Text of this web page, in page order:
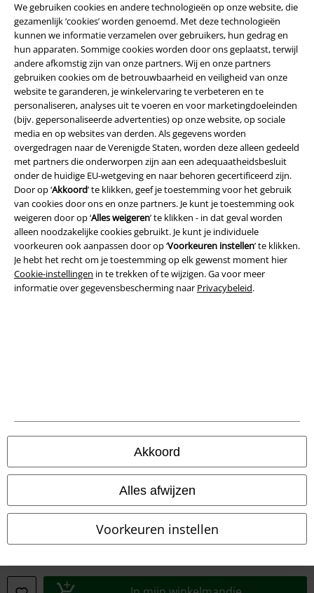
We gebruiken cookies en andere technologieën op onze website, die
gezamenlijk ‘cookies’ worden genoemd. Met deze technologieën
kunnen we informatie verzamelen over gebruikers, hun gedrag en
hun apparaten. Sommige cookies worden door ons geplaatst, terwijl
andere afkomstig zijn van onze partners. Wij en onze partners
gebruiken cookies om de betrouwbaarheid en veiligheid van onze
website te garanderen, je winkelervaring te verbeteren en te
personaliseren, analyses uit te voeren en voor marketingdoeleinden
(bijv. gepersonaliseerde advertenties) op onze website, op sociale
media en op websites van derden. Als gegevens worden
overgedragen naar de Verenigde Staten, worden deze alleen gedeeld
met partners die onderworpen zijn aan een adequaatheidsbesluit
onder de huidige EU-wetgeving en naar behoren gecertificeerd zijn.
Door op ‘Akkoord’ te klikken, geef je toestemming voor het gebruik
van cookies door ons en onze partners. Je kunt je toestemming ook
weigeren door op ‘Alles weigeren’ te klikken - in dat geval worden
alleen noodzakelijke cookies gebruikt. Je kunt je individuele
voorkeuren ook aanpassen door op ‘Voorkeuren instellen’ te klikken.
Je hebt het recht om je toestemming op elk gewenst moment hier
Cookie-instellingen in te trekken of te wijzigen. Ga voor meer
informatie over gegevensbescherming naar Privacybeleid.
Akkoord
Alles afwijzen
Voorkeuren instellen
Legal
Algemene Voorwaarden
Bedrijfsgegevens
Privacyverklaring
Alle prijzen incl.wettelijke BTW
© 1986-2026 Large Popmerchandising BV
Onze online shops
EMP France